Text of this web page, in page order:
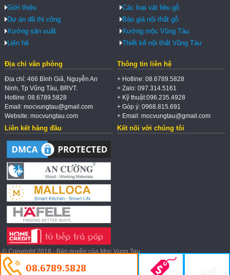
Giới thiệu
Dự án đã thi công
Xưởng sản xuất
Liên hệ
Các loại vật liệu gỗ
Báo giá nội thất gỗ
Xưởng mộc Vũng Tàu
Thiết kế nội thất Vũng Tàu
Địa chỉ văn phòng
Địa chỉ: 466 Bình Giã, Nguyễn An
Ninh, Tp Vũng Tàu, BRVT.
Hotline: 08.6789.5828
Email: mocvungtau@gmail.com
Website: mocvungtau.com
Thông tin liên hệ
+ Hotline: 08.6789.5828
+ Zalo: 097.314.5161
+ Kỹ thuật:096.235.4928
+ Góp ý: 0968.815.691
+ Email: mocvungtau@gmail.com
Liên kết hàng đầu Kết nối với chúng tôi
© Copyright 2018 - Bản quyền của Moc Vung Tau.
08.6789.5828